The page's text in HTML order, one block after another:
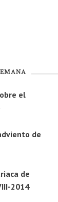
el
de
de
2014